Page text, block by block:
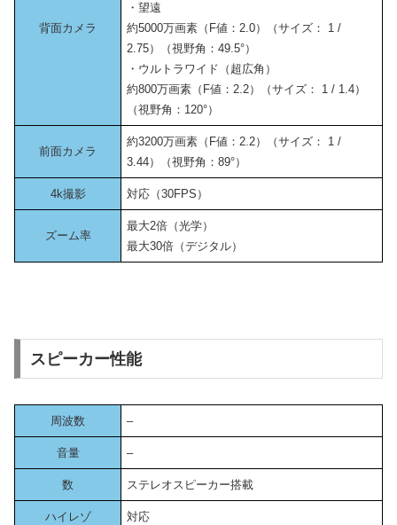
背面カメラ
・望遠
約5000万画素（F値：2.0）（サイズ： 1 /
2.75）（視野角：49.5°）
・ウルトラワイド（超広角）
約800万画素（F値：2.2）（サイズ： 1 / 1.4）
（視野角：120°）
前面カメラ
約3200万画素（F値：2.2）（サイズ： 1 /
3.44）（視野角：89°）
4k撮影 対応（30FPS）
ズーム率
最大2倍（光学）
最大30倍（デジタル）
スピーカー性能
周波数 –
音量 –
数 ステレオスピーカー搭載
ハイレゾ 対応